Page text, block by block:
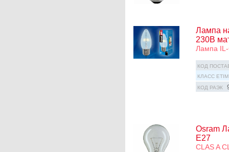
Лампа
230В
Лампа IL-
КОД
КЛАСС ETIM
КОД РАЭК
Osram
E27
CLAS A